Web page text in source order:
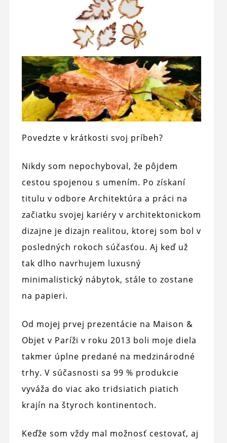
Povedzte v krátkosti svoj príbeh?
Nikdy som nepochyboval, že pôjdem
cestou spojenou s umením. Po získaní
titulu v odbore Architektúra a práci na
začiatku svojej kariéry v architektonickom
dizajne je dizajn realitou, ktorej som bol v
posledných rokoch súčasťou. Aj keď už
tak dlho navrhujem luxusný
minimalistický nábytok, stále to zostane
na papieri.
Od mojej prvej prezentácie na Maison &
Objet v Paríži v roku 2013 boli moje diela
takmer úplne predané na medzinárodné
trhy. V súčasnosti sa 99 % produkcie
vyváža do viac ako tridsiatich piatich
krajín na štyroch kontinentoch.
Keďže som vždy mal možnosť cestovať, aj